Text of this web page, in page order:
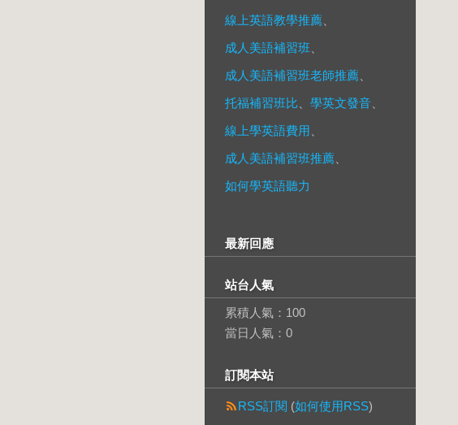
線上英語教學推薦
成人美語補習班
成人美語補習班老師推薦
托福補習班比
學英文發音
線上學英語費用
成人美語補習班推薦
如何學英語聽力
最新回應
站台人氣
累積人氣： 100
當日人氣： 0
訂閱本站
RSS訂閱 (如何使用RSS)